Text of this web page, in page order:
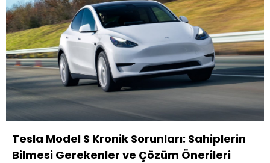
Tesla Model S Kronik Sorunları: Sahiplerin
Bilmesi Gerekenler ve Çözüm Önerileri